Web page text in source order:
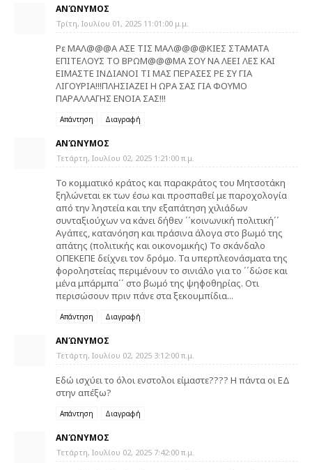
ΑΝΏΝΥΜΟΣ
Τρίτη, Ιουλίου 01, 2025 11:01:00 μ.μ.
Ρε ΜΑΛ@@@Α ΑΣΕ ΤΙΣ ΜΑΛ@@@@ΚΙΕΣ ΣΤΑΜΑΤΑ
ΕΠΙΤΕΛΟΥΣ ΤΟ ΒΡΩΜ@@@ΜΑ ΣΟΥ ΝΑ ΛΕΕΙ ΛΕΣ ΚΑΙ
ΕΙΜΑΣΤΕ ΙΝΔΙΑΝΟΙ ΤΙ ΜΑΣ ΠΕΡΑΣΕΣ ΡΕ ΣΥ ΓΙΑ
ΛΙΓΟΥΡΙΑ!!!ΠΛΗΣΙΑΖΕΙ Η ΩΡΑ ΣΑΣ ΓΙΑ ΦΟΥΜΟ
ΠΑΡΑΛΛΑΓΗΣ ΕΝΟΙΑ ΣΑΣ!!!
Απάντηση Διαγραφή
ΑΝΏΝΥΜΟΣ
Τετάρτη, Ιουλίου 02, 2025 1:21:00 π.μ.
Το κομματικό κράτος και παρακράτος του Μητσοτάκη
ξηλώνεται εκ των έσω και προσπαθεί με παροχολογία
από την ληστεία και την εξαπάτηση χιλιάδων
συνταξιούχων να κάνει δήθεν ΄΄κοινωνική πολιτική΄΄
Αγάπες, κατανόηση και πράσινα άλογα στο βωμό της
απάτης (πολιτικής και οικονομικής) Το σκάνδαλο
ΟΠΕΚΕΠΕ δείχνει τον δρόμο. Τα υπερπλεονάσματα της
φοροληστείας περιμένουν το σινιάλο για το ΄΄δώσε και
μένα μπάρμπα΄΄ στο βωμό της ψηφοθηρίας. Οτι
περισώσουν πριν πάνε στα ξεκουμπίδια...
Απάντηση Διαγραφή
ΑΝΏΝΥΜΟΣ
Τετάρτη, Ιουλίου 02, 2025 3:12:00 π.μ.
Εδώ ισχύει το όλοι ενστολοι είμαστε???? Η πάντα οι ΕΔ
στην απέξω?
Απάντηση Διαγραφή
ΑΝΏΝΥΜΟΣ
Τετάρτη, Ιουλίου 02, 2025 7:42:00 π.μ.